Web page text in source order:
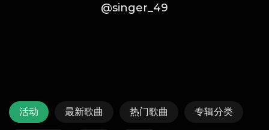
@singer_49
活动 最新歌曲 热门歌曲 专辑分类